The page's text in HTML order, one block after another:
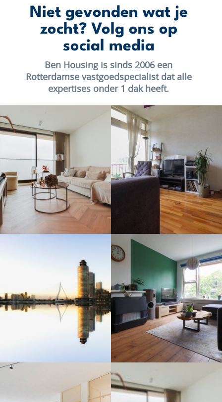
Niet gevonden wat je
zocht? Volg ons op
social media
Ben Housing is sinds 2006 een
Rotterdamse vastgoedspecialist dat alle
expertises onder 1 dak heeft.